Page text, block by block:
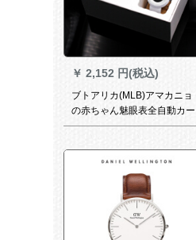
￥ 2,152 円(税込)
ブトアリカ(MLB)アマカニョ
の赤ちゃん魅眼表全自動カー
ーウード男子カーププ防水時